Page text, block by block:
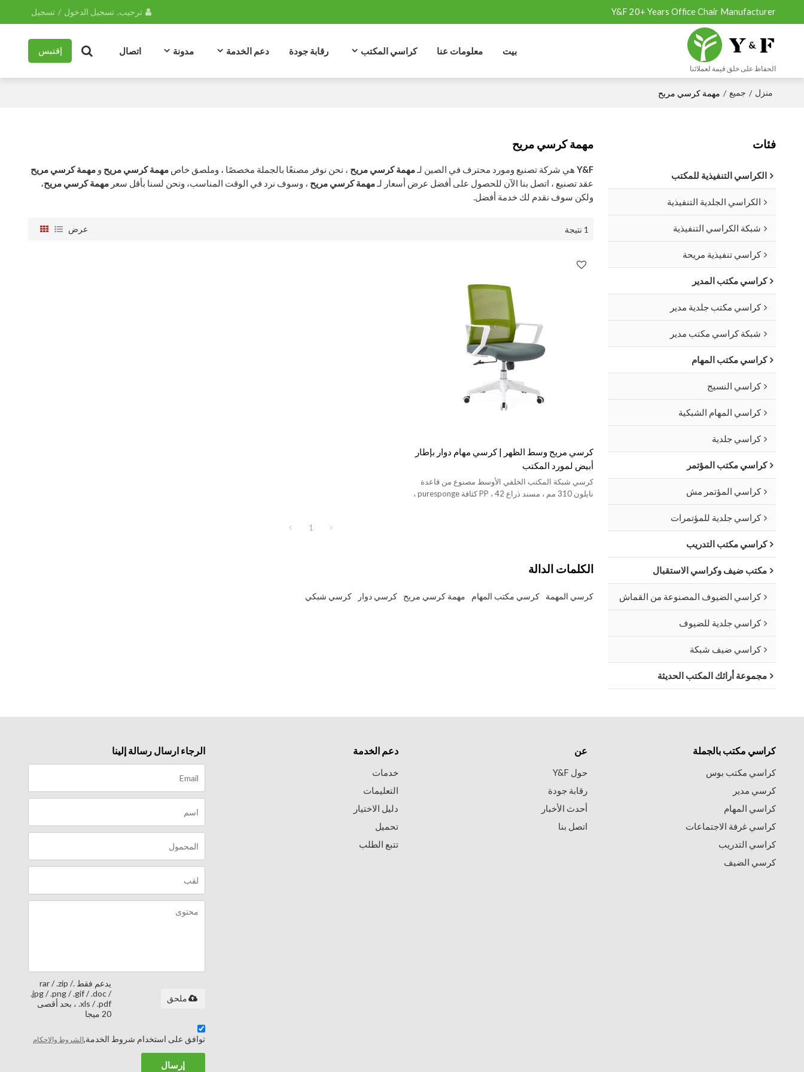
Y&F 20+ Years Office Chair Manufacturer ترحيب, تسجيل الدخول / تسجيل
الحفاظ على خلق قيمة لعملائنا
بيت معلومات عنا كراسي المكتب رقابة جودة دعم الخدمة مدونة اتصال إقتبس
منزل / جميع / مهمة كرسي مريح
مهمة كرسي مريح
Y&Fهي شركة تصنيع ومورد محترف في الصين لـمهمة كرسي مريح ، نحن نوفر مصنعًا بالجملة مخصصًا ، وملصق خاص مهمة كرسي مريح و مهمة كرسي مريح
عقد تصنيع ، اتصل بنا الآن للحصول على أفضل عرض أسعار لـمهمة كرسي مريح ، وسوف نرد في الوقت المناسب، ونحن لسنا بأقل سعر مهمة كرسي مريح،
ولكن سوف نقدم لك خدمة أفضل.
1 نتيجة عرض
كرسي مريح وسط الظهر | كرسي مهام دوار بإطار
أبيض لمورد المكتب
كرسي شبكة المكتب الخلفي الأوسط مصنوع من قاعدة
نايلون 310 مم ، مسند ذراع PP ، 42 كثافة puresponge ،
1
الكلمات الدالة
كرسي المهمة كرسي مكتب المهام مهمة كرسي مريح كرسي دوار كرسي شبكي
فئات
الكراسي التنفيذية للمكتب
الكراسي الجلدية التنفيذية
شبكة الكراسي التنفيذية
كراسي تنفيذية مريحة
كراسي مكتب المدير
كراسي مكتب جلدية مدير
شبكة كراسي مكتب مدير
كراسي مكتب المهام
كراسي النسيج
كراسي المهام الشبكية
كراسي جلدية
كراسي مكتب المؤتمر
كراسي المؤتمر مش
كراسي جلدية للمؤتمرات
كراسي مكتب التدريب
مكتب ضيف وكراسي الاستقبال
كراسي الضيوف المصنوعة من القماش
كراسي جلدية للضيوف
كراسي ضيف شبكة
مجموعة أرائك المكتب الحديثة
كراسي مكتب بالجملة
كراسي مكتب بوس
كرسي مدير
كراسي المهام
كراسي غرفة الاجتماعات
كراسي التدريب
كرسي الضيف
عن
حول Y&F
رقابة جودة
أحدث الأخبار
اتصل بنا
دعم الخدمة
خدمات
التعليمات
دليل الاختيار
تحميل
تتبع الطلب
الرجاء ارسال رسالة إلينا
يدعم فقط .rar / .zip /
.jpg / .png / .gif / .doc /
.xls / .pdf ، بحد أقصى
20 ميجا
ملحق
توافق على استخدام شروط الخدمة,الشروط والاحكام
إرسال